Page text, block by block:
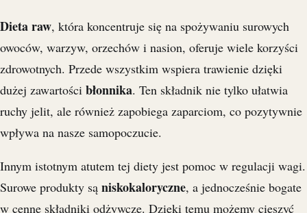
Dieta raw, która koncentruje się na spożywaniu surowych
owoców, warzyw, orzechów i nasion, oferuje wiele korzyści
zdrowotnych. Przede wszystkim wspiera trawienie dzięki
dużej zawartości błonnika. Ten składnik nie tylko ułatwia
ruchy jelit, ale również zapobiega zaparciom, co pozytywnie
wpływa na nasze samopoczucie.
Innym istotnym atutem tej diety jest pomoc w regulacji wagi.
Surowe produkty są niskokaloryczne, a jednocześnie bogate
w cenne składniki odżywcze. Dzięki temu możemy cieszyć